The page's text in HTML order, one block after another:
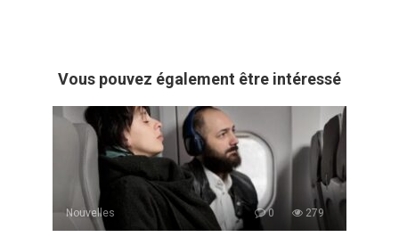
Vous pouvez également être intéressé
Nouvelles 0 279